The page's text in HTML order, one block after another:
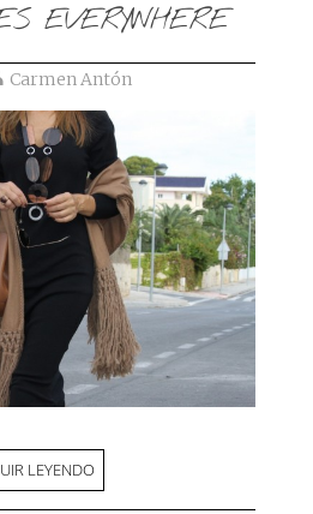
EVERYWHERE
Carmen Antón
LEYENDO